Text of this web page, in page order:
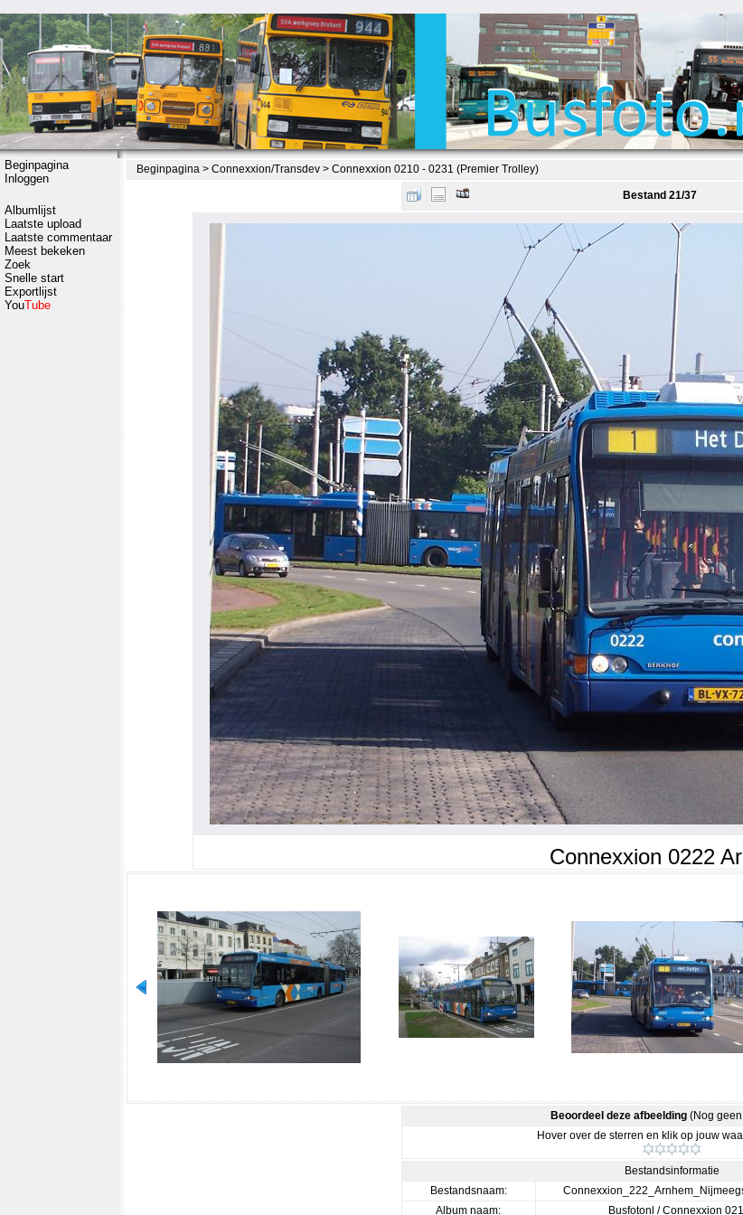
Beginpagina
Inloggen
Albumlijst
Laatste upload
Laatste commentaar
Meest bekeken
Zoek
Snelle start
Exportlijst
YouTube
Beginpagina > Connexxion/Transdev > Connexxion 0210 - 0231 (Premier Trolley)
Bestand 21/37
Connexxion 0222
Beoordeel deze afbeelding (Nog
Hover over de sterren en klik op jouw
Bestandsinformatie
Bestandsnaam:
Album naam:
Busfotonl /Connexxion